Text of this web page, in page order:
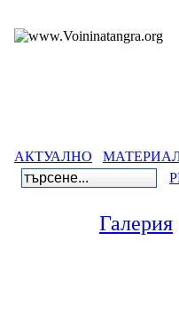
АКТУАЛНО
Галерия